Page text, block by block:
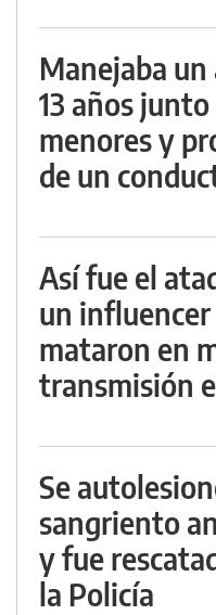
Manejaba
13 años
menores y
de un
Así fue el
un
mataron en
transmisión
Se
sangriento
y fue
la Policía